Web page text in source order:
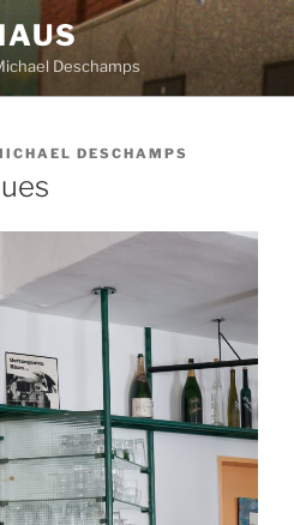
Deschamps
DESCHAMPS